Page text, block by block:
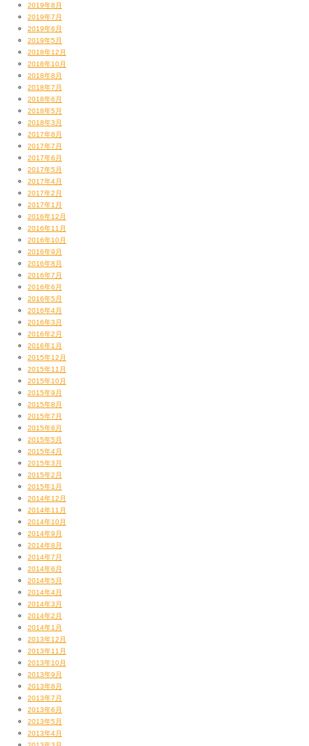
2019年8月
2019年7月
2019年6月
2019年5月
2018年12月
2018年10月
2018年8月
2018年7月
2018年6月
2018年5月
2018年3月
2017年8月
2017年7月
2017年6月
2017年5月
2017年4月
2017年2月
2017年1月
2016年12月
2016年11月
2016年10月
2016年9月
2016年8月
2016年7月
2016年6月
2016年5月
2016年4月
2016年3月
2016年2月
2016年1月
2015年12月
2015年11月
2015年10月
2015年9月
2015年8月
2015年7月
2015年6月
2015年5月
2015年4月
2015年3月
2015年2月
2015年1月
2014年12月
2014年11月
2014年10月
2014年9月
2014年8月
2014年7月
2014年6月
2014年5月
2014年4月
2014年3月
2014年2月
2014年1月
2013年12月
2013年11月
2013年10月
2013年9月
2013年8月
2013年7月
2013年6月
2013年5月
2013年4月